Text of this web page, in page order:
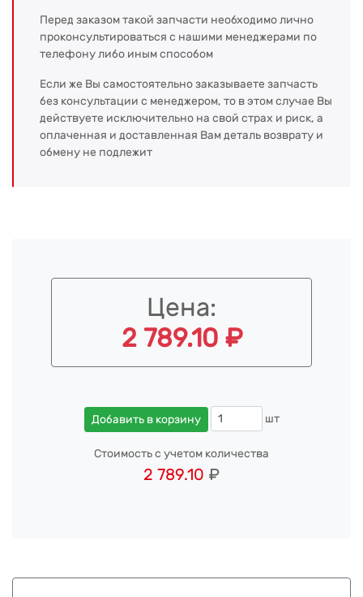
Перед заказом такой запчасти необходимо лично
проконсультироваться с нашими менеджерами по
телефону либо иным способом
Если же Вы самостоятельно заказываете запчасть
без консультации с менеджером, то в этом случае Вы
действуете исключительно на свой страх и риск, а
оплаченная и доставленная Вам деталь возврату и
обмену не подлежит
Цена:
2 789.10 ₽
Добавить в корзину шт
Стоимость с учетом количества
2 789.10 ₽